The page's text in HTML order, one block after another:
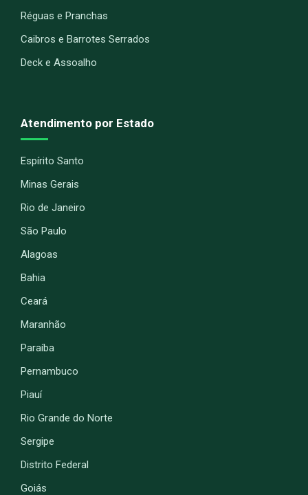
Réguas e Pranchas
Caibros e Barrotes Serrados
Deck e Assoalho
Atendimento por Estado
Espírito Santo
Minas Gerais
Rio de Janeiro
São Paulo
Alagoas
Bahia
Ceará
Maranhão
Paraíba
Pernambuco
Piauí
Rio Grande do Norte
Sergipe
Distrito Federal
Goiás